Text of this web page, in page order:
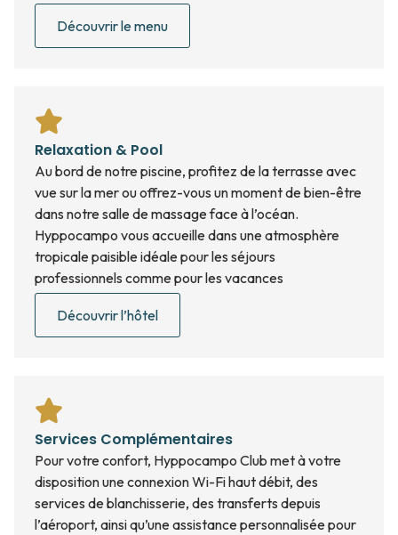
Découvrir le menu
Relaxation & Pool
Au bord de notre piscine, profitez de la terrasse avec
vue sur la mer ou offrez-vous un moment de bien-être
dans notre salle de massage face à l’océan.
Hyppocampo vous accueille dans une atmosphère
tropicale paisible idéale pour les séjours
professionnels comme pour les vacances
Découvrir l’hôtel
Services Complémentaires
Pour votre confort, Hyppocampo Club met à votre
disposition une connexion Wi-Fi haut débit, des
services de blanchisserie, des transferts depuis
l’aéroport, ainsi qu’une assistance personnalisée pour